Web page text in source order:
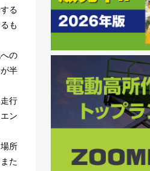
る
も
の
半
行
ン
所
た